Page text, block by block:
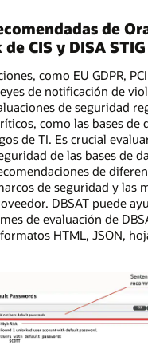
de
CIS y DISA STIG
como EU GDPR,
de notificación de
de seguridad
como las bases de
de TI. Es crucial
de las bases de
de
de seguridad y las
DBSAT puede
de evaluación de
HTML, JSON,